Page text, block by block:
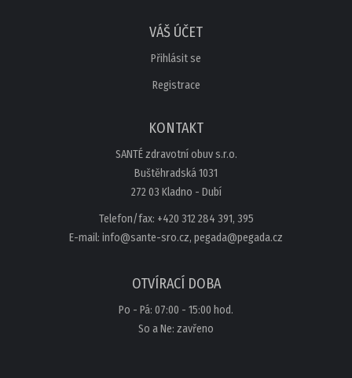
VÁŠ ÚČET
Přihlásit se
Registrace
KONTAKT
SANTÉ zdravotní obuv s.r.o.
Buštěhradská 1031
272 03 Kladno - Dubí
Telefon/fax: +420 312 284 391, 395
E-mail: info@sante-sro.cz, pegada@pegada.cz
OTVÍRACÍ DOBA
Po - Pá: 07:00 - 15:00 hod.
So a Ne: zavřeno